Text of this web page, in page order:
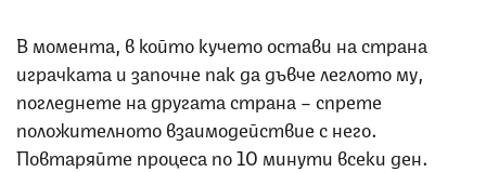
В момента, в който кучето остави на страна
играчката и започне пак да дъвче леглото му,
погледнете на другата страна – спрете
положителното взаимодействие с него.
Повтаряйте процеса по 10 минути всеки ден.